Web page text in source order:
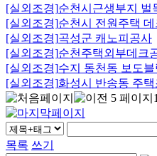
[실외조경]순천시근생부지 벌
[실외조경]순천시 전원주택
[실외조경]곡성군 캐노피공사
[실외조경]순천주택외부데크
[실외조경]수지 동천동 보도
[실외조경]화성시 반송동 주
1
목록 쓰기